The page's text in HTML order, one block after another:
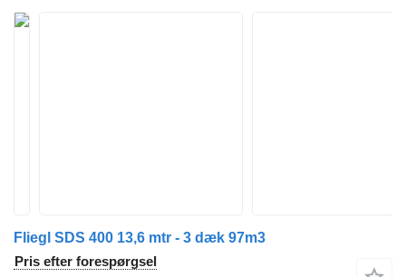
Fliegl SDS 400 13,6 mtr - 3 dæk 97m3
Pris efter forespørgsel